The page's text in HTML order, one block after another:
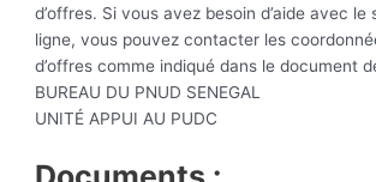
d’offres. Si vous avez besoin d’aide avec le
ligne, vous pouvez contacter les
d’offres comme indiqué dans le document
BUREAU DU PNUD SENEGAL
UNITÉ APPUI AU PUDC